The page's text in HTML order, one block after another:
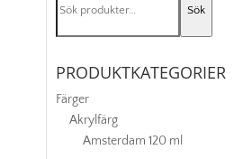
efter:
Sök
PRODUKTKATEGORIER
Färger
Akrylfärg
Amsterdam 120 ml